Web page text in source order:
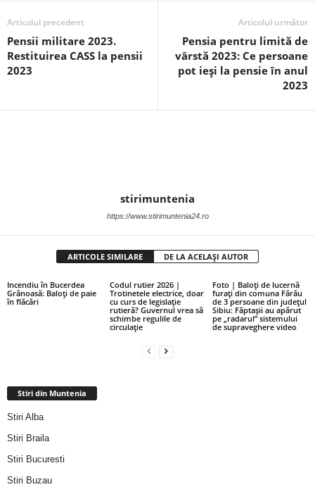
Articolul precedent
Pensii militare 2023.
Restituirea CASS la pensii
2023
Articolul următor
Pensia pentru limită de
vârstă 2023: Ce persoane
pot ieși la pensie în anul
2023
stirimuntenia
https://www.stirimuntenia24.ro
ARTICOLE SIMILARE DE LA ACELAȘI AUTOR
Incendiu în Bucerdea
Grânoasă: Baloți de paie
în flăcări
Codul rutier 2026 |
Trotinetele electrice, doar
cu curs de legislație
rutieră? Guvernul vrea să
schimbe regulile de
circulație
Foto | Baloți de lucernă
furați din comuna Fărău
de 3 persoane din județul
Sibiu: Făptașii au apărut
pe „radarul” sistemului
de supraveghere video
Stiri din Muntenia
Stiri Alba
Stiri Braila
Stiri Bucuresti
Stiri Buzau